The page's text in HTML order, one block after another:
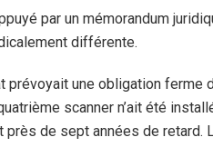
par un mémorandum
différente.
prévoyait une obligation ferme
scanner n’ait été
près de sept années de